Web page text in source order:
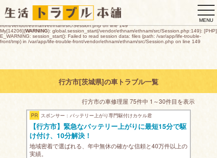
E_WARNING: session_start(): open(/var/app/life-trouble-
front/tmp/sess_47d6e62da13641bdf2d2e2fde2e3d6675102d170d0d03e500a903627212f9392,
O_RDWR) failed: デバイスに空き領域がありません (28) in /var/app/life-trouble-
front/vendor/ethnam/ethnam/src/Session.php on line 149
My[14206](WARNING): global.session_start(/vendor/ethnam/ethnam/src/Session.php:149): [PHP]
E_WARNING: session_start(): Failed to read session data: files (path: /var/app/life-trouble-
front/tmp) in /var/app/life-trouble-front/vendor/ethnam/ethnam/src/Session.php on line 149
MENU
行方市[茨城県]の車トラブル一覧
行方市の車修理屋 75件中 1～30件目を表示
PR スポンサー：バッテリー上がり専門駆付けカケル君
【行方市】緊急なバッテリー上がりに最短15分で駆
け付け、10分解決！
地域密着で選ばれる、年中無休の確かな信頼と40万件以上の
実績。